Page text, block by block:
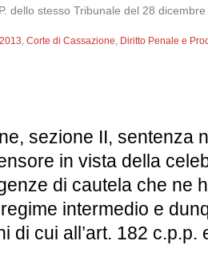
dello stesso Tribunale del 28
,Corte di Cassazione, Diritto Penale e
sezione II, sentenza
in vista della
di cautela che ne
intermedio e
di cui all’art. 182